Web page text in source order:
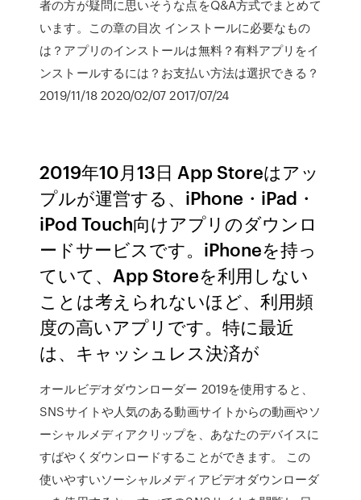
者の方が疑問に思いそうな点をQ&A方式でまとめて
います。この章の目次 インストールに必要なもの
は？アプリのインストールは無料？有料アプリをイ
ンストールするには？お支払い方法は選択できる？
2019/11/18 2020/02/07 2017/07/24
2019年10月13日 App Storeはアッ
プルが運営する、iPhone・iPad・
iPod Touch向けアプリのダウンロ
ードサービスです。iPhoneを持っ
ていて、App Storeを利用しない
ことは考えられないほど、利用頻
度の高いアプリです。特に最近
は、キャッシュレス決済が
オールビデオダウンローダー 2019を使用すると、
SNSサイトや人気のある動画サイトからの動画やソ
ーシャルメディアクリップを、あなたのデバイスに
すばやくダウンロードすることができます。 この
使いやすいソーシャルメディアビデオダウンローダ